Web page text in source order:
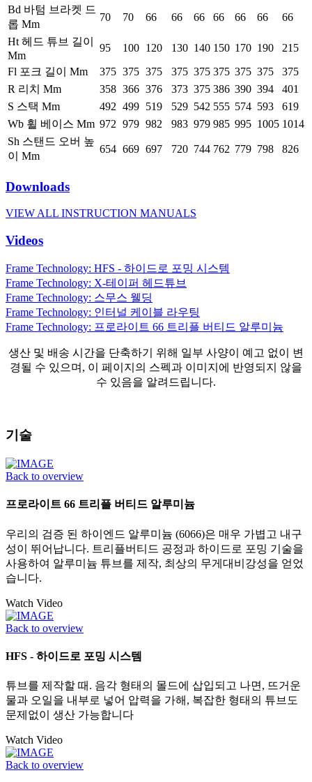
Bd 바텀 브라켓 드
롭 Mm
70 70 66 66 66 66 66 66 66
Ht 헤드 튜브 길이
Mm
95 100 120 130 140 150 170 190
215
Fl 포크 길이 Mm
375 375 375 375 375 375 375 375
375
R 리치 Mm
358 366 376 373 375 386 390 394
401
S 스택 Mm
492 499 519 529 542 555 574 593
619
Wb 휠 베이스 Mm 972 979 982 983 979 985 995 1005 1014
Sh 스탠드 오버 높
이 Mm
654 669 697 720 744 762 779 798 826
Downloads
VIEW ALL INSTRUCTION MANUALS
Videos
Frame Technology: HFS - 하이드로 포밍 시스템
Frame Technology: X-테이퍼 헤드튜브
Frame Technology: 스무스 웰딩
Frame Technology: 인터널 케이블 라우팅
Frame Technology: 프로라이트 66 트리플 버티드 알루미늄
생산 및 배송 시간을 단축하기 위해 일부 사양이 예고 없이 변
경될 수 있으며, 이 페이지의 스펙과 이미지에 반영되지 않을
수 있음을 알려드립니다.
기술
Back to overview
프로라이트 66 트리플 버티드 알루미늄
우리의 검증 된 하이엔드 알루미늄 (6066)은 매우 가볍고 내구
성이 뛰어납니다. 트리플버티드 공정과 하이드로 포밍 기술을
사용하여 알루미늄 튜브를 제작, 최상의 무게대비강성을 얻었
습니다.
Watch Video
Back to overview
HFS - 하이드로 포밍 시스템
튜브를 제작할 때. 음각 형태의 몰드에 삽입되고 나면, 뜨거운
물과 오일을 내부로 넣어 압력을 가해, 복잡한 형태의 튜브도
문제없이 생산 가능합니다
Watch Video
Back to overview